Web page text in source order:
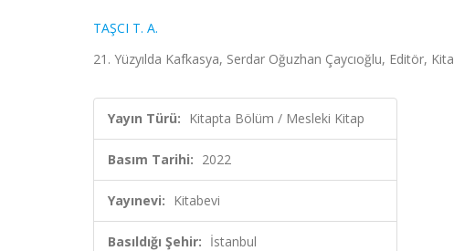
TAŞCI T. A.
21. Yüzyılda Kafkasya, Serdar Oğuzhan Çaycıoğlu, Editör,
Yayın Türü: Kitapta Bölüm / Mesleki Kitap
Basım Tarihi: 2022
Yayınevi: Kitabevi
Basıldığı Şehir: İstanbul